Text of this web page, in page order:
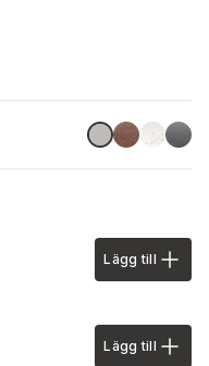
Aluminium
RustMarble
Lägg till i
Lägg till
Lägg till i
Lägg till